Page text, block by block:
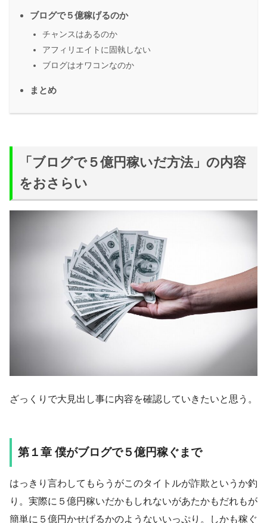
ブログで５億稼げるのか
チャンスはあるのか
アフィリエイトに固執しない
ブログはオワコンなのか
まとめ
「ブログで５億円稼いだ方法」の内容
をおさらい
ざっくりで大見出し事に内容を確認していきたいと思う。
第１章 僕がブログで５億円稼ぐまで
はっきり言わしてもらうがこのタイトルが詐欺というか釣
り。実際に５億円稼いだかもしれないがあたかもだれもが
簡単に５億円かせげるかのようないいっぷり。しかも稼ぐ